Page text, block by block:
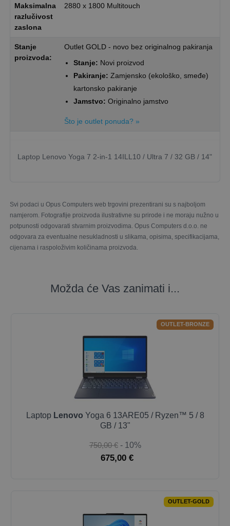
Maksimalna
razlučivost
zaslona
2880 x 1800 Multitouch
Stanje
proizvoda:
Outlet GOLD - novo bez originalnog pakiranja
Stanje: Novi proizvod
Pakiranje: Zamjensko (ekološko, smeđe)
kartonsko pakiranje
Jamstvo: Originalno jamstvo
Što je outlet ponuda? »
Laptop Lenovo Yoga 7 2-in-1 14ILL10 / Ultra 7 / 32 GB / 14"
Svi podaci u Opus Computers web trgovini prezentirani su s najboljom
namjerom. Fotografije proizvoda ilustrativne su prirode i ne moraju nužno u
potpunosti odgovarati stvarnim proizvodima. Opus Computers d.o.o. ne
odgovara za eventualne nesukladnosti u slikama, opisima, specifikacijama,
cijenama i raspoloživim količinama proizvoda.
Možda će Vas zanimati i...
OUTLET-BRONZE
Laptop Lenovo Yoga 6 13ARE05 / Ryzen™ 5 / 8
GB / 13"
750,00 € - 10%
675,00 €
OUTLET-GOLD